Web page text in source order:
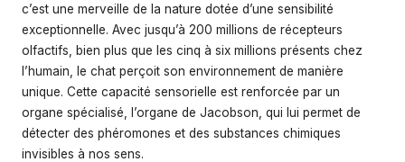
c’est une merveille de la nature dotée d’une sensibilité
exceptionnelle. Avec jusqu’à 200 millions de récepteurs
olfactifs, bien plus que les cinq à six millions présents chez
l’humain, le chat perçoit son environnement de manière
unique. Cette capacité sensorielle est renforcée par un
organe spécialisé, l’organe de Jacobson, qui lui permet de
détecter des phéromones et des substances chimiques
invisibles à nos sens.